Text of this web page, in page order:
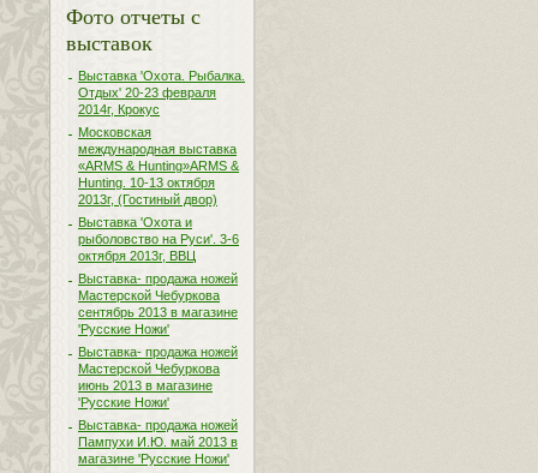
Фото отчеты с
выставок
Выставка 'Охота. Рыбалка.
Отдых' 20-23 февраля
2014г, Крокус
Московская
международная выставка
«ARMS & Hunting»ARMS &
Hunting. 10-13 октября
2013г, (Гостиный двор)
Выставка 'Охота и
рыболовство на Руси'. 3-6
октября 2013г, ВВЦ
Выставка- продажа ножей
Мастерской Чебуркова
сентябрь 2013 в магазине
'Русские Ножи'
Выставка- продажа ножей
Мастерской Чебуркова
июнь 2013 в магазине
'Русские Ножи'
Выставка- продажа ножей
Пампухи И.Ю. май 2013 в
магазине 'Русские Ножи'